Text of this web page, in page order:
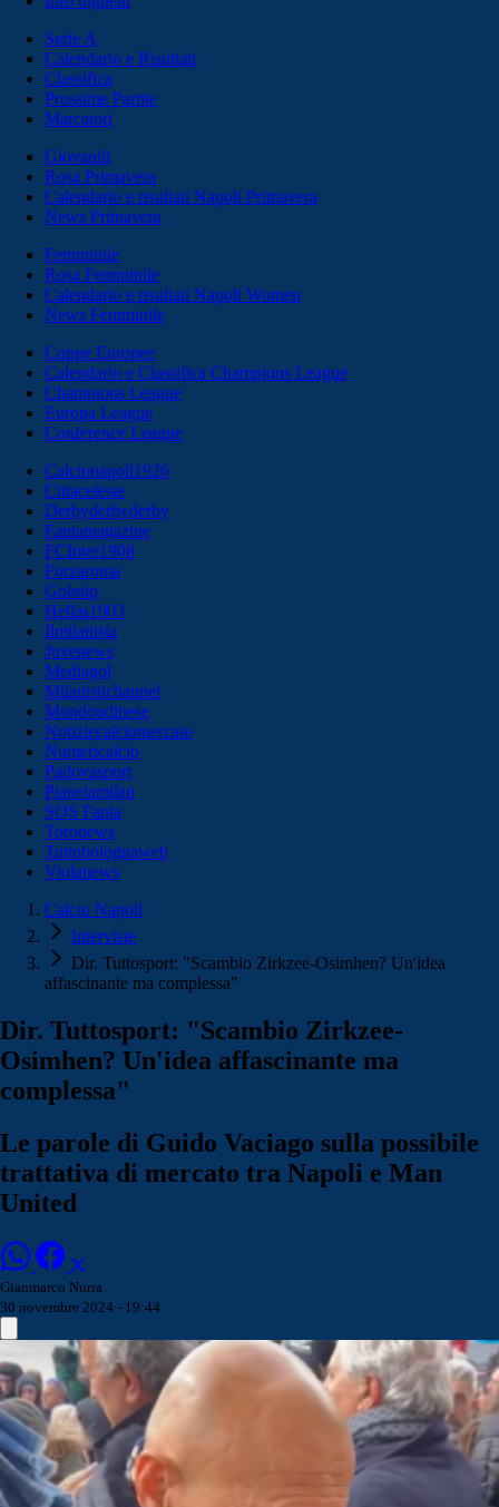
Serie A
Calendario e Risultati
Classifica
Prossime Partite
Marcatori
Giovanili
Rosa Primavera
Calendario e risultati Napoli Primavera
News Primavera
Femminile
Rosa Femminile
Calendario e risultati Napoli Women
News Femminile
Coppe Europee
Calendario e Classifica Champions League
Champions League
Europa League
Conference League
Calcionapoli1926
Cittaceleste
Derbyderbyderby
Fantamagazine
FCInter1908
Forzaroma
Golssip
Hellas1903
Ilmilanista
Juvenews
Mediagol
Milanistichannel
Mondoudinese
Notiziecalciomercato
Numericalcio
Padovasport
Pianetamilan
SOS Fanta
Toronews
Tuttobolognaweb
Violanews
Calcio Napoli
Interviste
Dir. Tuttosport: "Scambio Zirkzee-Osimhen? Un'idea
affascinante ma complessa"
Dir. Tuttosport: "Scambio Zirkzee-
Osimhen? Un'idea affascinante ma
complessa"
Le parole di Guido Vaciago sulla possibile
trattativa di mercato tra Napoli e Man
United
Gianmarco Nurra
30 novembre 2024 - 19:44